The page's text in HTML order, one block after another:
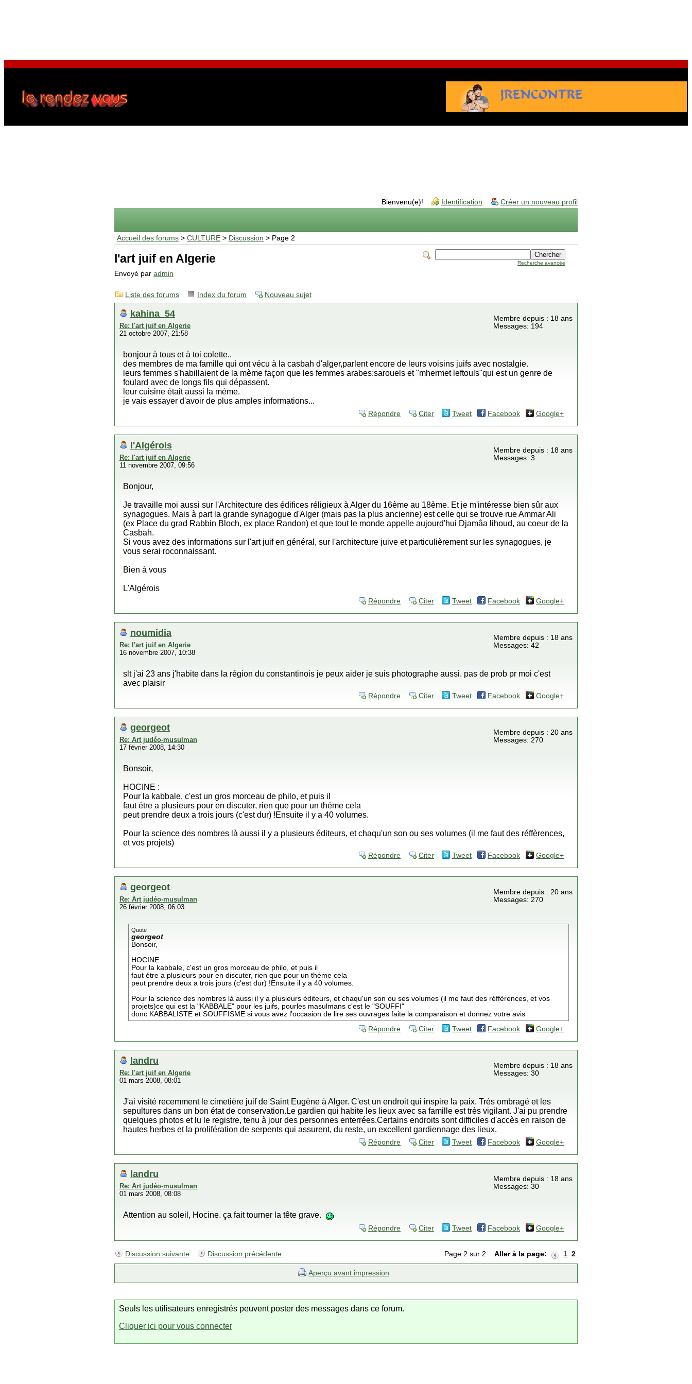
Bienvenu(e)! Identification Créer un nouveau profil
Accueil des forums > CULTURE > Discussion > Page 2
Recherche avancée
l'art juif en Algerie
Envoyé par admin
Liste des forums Index du forum Nouveau sujet
kahina_54
Re: l'art juif en Algerie
21 octobre 2007, 21:58
Membre depuis : 18 ans
Messages: 194
bonjour à tous et à toi colette..
des membres de ma famille qui ont vécu à la casbah d'alger,parlent encore de leurs voisins juifs avec nostalgie.
leurs femmes s'habillaient de la mème façon que les femmes arabes:sarouels et "mhermet leftouls"qui est un genre de
foulard avec de longs fils qui dépassent.
leur cuisine était aussi la mème.
je vais essayer d'avoir de plus amples informations...
Répondre Citer Tweet Facebook Google+
l'Algérois
Re: l'art juif en Algerie
11 novembre 2007, 09:56
Membre depuis : 18 ans
Messages: 3
Bonjour,
Je travaille moi aussi sur l'Architecture des édifices réligieux à Alger du 16ème au 18ème. Et je m'intéresse bien sûr aux
synagogues. Mais à part la grande synagogue d'Alger (mais pas la plus ancienne) est celle qui se trouve rue Ammar Ali
(ex Place du grad Rabbin Bloch, ex place Randon) et que tout le monde appelle aujourd'hui Djamâa lihoud, au coeur de la
Casbah.
Si vous avez des informations sur l'art juif en général, sur l'architecture juive et particulièrement sur les synagogues, je
vous serai roconnaissant.
Bien à vous
L'Algérois
Répondre Citer Tweet Facebook Google+
noumidia
Re: l'art juif en Algerie
16 novembre 2007, 10:38
Membre depuis : 18 ans
Messages: 42
slt j'ai 23 ans j'habite dans la région du constantinois je peux aider je suis photographe aussi. pas de prob pr moi c'est
avec plaisir
Répondre Citer Tweet Facebook Google+
georgeot
Re: Art judéo-musulman
17 février 2008, 14:30
Membre depuis : 20 ans
Messages: 270
Bonsoir,
HOCINE :
Pour la kabbale, c'est un gros morceau de philo, et puis il
faut étre a plusieurs pour en discuter, rien que pour un théme cela
peut prendre deux a trois jours (c'est dur) !Ensuite il y a 40 volumes.
Pour la science des nombres là aussi il y a plusieurs éditeurs, et chaqu'un son ou ses volumes (il me faut des réffèrences,
et vos projets)
Répondre Citer Tweet Facebook Google+
georgeot
Re: Art judéo-musulman
26 février 2008, 06:03
Membre depuis : 20 ans
Messages: 270
Quote
georgeot
Bonsoir,
HOCINE :
Pour la kabbale, c'est un gros morceau de philo, et puis il
faut étre a plusieurs pour en discuter, rien que pour un théme cela
peut prendre deux a trois jours (c'est dur) !Ensuite il y a 40 volumes.
Pour la science des nombres là aussi il y a plusieurs éditeurs, et chaqu'un son ou ses volumes (il me faut des réffèrences, et vos
projets)ce qui est la "KABBALE" pour les juifs, pourles masulmans c'est le "SOUFFI"
donc KABBALISTE et SOUFFISME si vous avez l'occasion de lire ses ouvrages faite la comparaison et donnez votre avis
Répondre
Citer Tweet Facebook Google+
landru
Re: l'art juif en Algerie
01 mars 2008, 08:01
Membre depuis : 18 ans
Messages: 30
J'ai visité recemment le cimetière juif de Saint Eugène à Alger. C'est un endroit qui inspire la paix. Trés ombragé et les
sepultures dans un bon état de conservation.Le gardien qui habite les lieux avec sa famille est très vigilant. J'ai pu prendre
quelques photos et lu le registre, tenu à jour des personnes enterrées.Certains endroits sont difficiles d'accès en raison de
hautes herbes et la prolifération de serpents qui assurent, du reste, un excellent gardiennage des lieux.
Répondre Citer Tweet Facebook Google+
landru
Re: Art judéo-musulman
01 mars 2008, 08:08
Membre depuis : 18 ans
Messages: 30
Attention au soleil, Hocine. ça fait tourner la tête grave.
Répondre Citer Tweet Facebook Google+
Page 2 sur 2 Aller à la page: 1 2
Discussion suivante Discussion précédente
Aperçu avant impression
Seuls les utilisateurs enregistrés peuvent poster des messages dans ce forum.
Cliquer ici pour vous connecter